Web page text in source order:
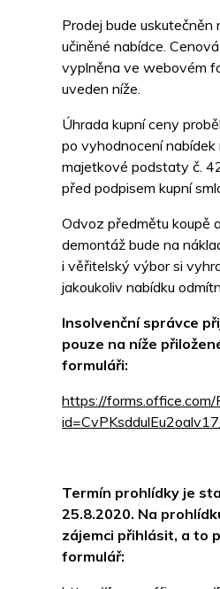
Prodej bude uskutečněn
učiněné nabídce.
vyplněna ve webovém
uveden níže.
Úhrada kupní ceny
po vyhodnocení nabídek
majetkové podstaty č.
před podpisem kupní
Odvoz předmětu koupě
demontáž bude na
i věřitelský výbor si
jakoukoliv nabídku
Insolvenční správce
pouze na níže
formuláři:
https://
Termín prohlídky je
25.8.2020. Na
zájemci přihlásit, a to
formulář: